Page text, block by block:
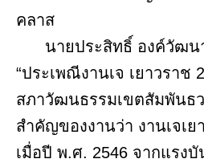
คลาส
นายประสิทธิ์ องค์วัฒน
“ประเพณีงานเจ เยาวราช
สภาวัฒนธรรมเขตสัมพันธ
สำคัญของงานว่า งานเจเ
เมื่อปี พ.ศ. 2546 จากแรง